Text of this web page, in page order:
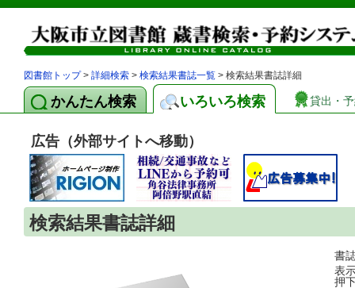
図書館トップ> 詳細検索 > 検索結果書誌一覧 > 検索結果書誌詳細
かんたん検索 いろいろ検索 貸出・
広告（外部サイトへ移動）
検索結果書誌詳細
書
表
押